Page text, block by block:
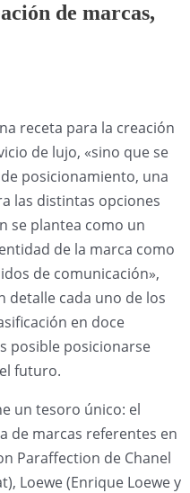
de marcas,
receta para la creación
de lujo, «sino que se
posicionamiento, una
las distintas opciones
se plantea como un
de la marca como
de comunicación»,
detalle cada uno de los
en doce
posible posicionarse
futuro.
un tesoro único: el
de marcas referentes en
Paraffection de Chanel
Loewe (Enrique Loewe y